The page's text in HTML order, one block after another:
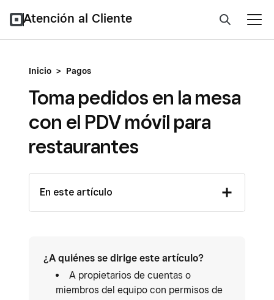
Atención al Cliente
Inicio > Pagos
Toma pedidos en la mesa
con el PDV móvil para
restaurantes
En este artículo
¿A quiénes se dirige este artículo?
A propietarios de cuentas o
miembros del equipo con permisos de